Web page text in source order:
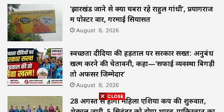
‘झारखंड जाने से क्यों घबरा रहे राहुल गांधी’, प्रयागराज
में पोस्टर वार, गरमाई सियासत
August 8, 2026
स्वच्छता दीदियों की हड़ताल पर सरकार सख्त: अनुबंध
खत्म करने की चेतावनी, कहा—‘सफाई व्यवस्था बिगड़ी
तो अफसर जिम्मेदार’
August 8, 2026
28 अगस्त से होगी महिला एशिया कप की शुरुवात,